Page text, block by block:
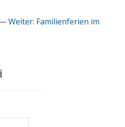
Weiter: Familienferien im